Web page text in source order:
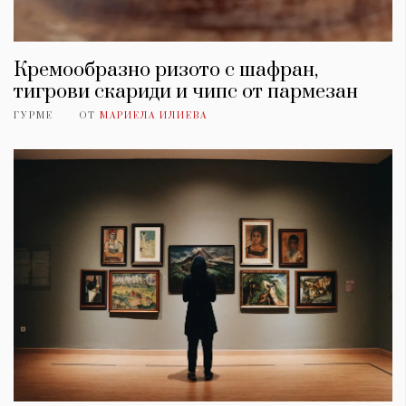
Кремообразно ризото с шафран,
тигрови скариди и чипс от пармезан
ГУРМЕ ОТ МАРИЕЛА ИЛИЕВА